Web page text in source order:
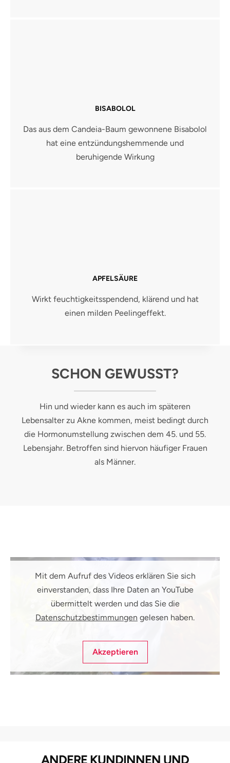
BISABOLOL
Das aus dem Candeia-Baum gewonnene Bisabolol
hat eine entzündungshemmende und
beruhigende Wirkung
APFELSÄURE
Wirkt feuchtigkeitsspendend, klärend und hat
einen milden Peelingeffekt.
SCHON GEWUSST?
Hin und wieder kann es auch im späteren
Lebensalter zu Akne kommen, meist bedingt durch
die Hormonumstellung zwischen dem 45. und 55.
Lebensjahr. Betroffen sind hiervon häufiger Frauen
als Männer.
Mit dem Aufruf des Videos erklären Sie sich
einverstanden, dass Ihre Daten an YouTube
übermittelt werden und das Sie die
Datenschutzbestimmungen gelesen haben.
Akzeptieren
ANDERE KUNDINNEN UND